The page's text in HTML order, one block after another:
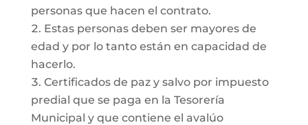
personas que hacen el contrato.
Estas personas deben ser mayores de
edad y por lo tanto están en capacidad de
hacerlo.
Certificados de paz y salvo por impuesto
predial que se paga en la Tesorería
Municipal y que contiene el avalúo